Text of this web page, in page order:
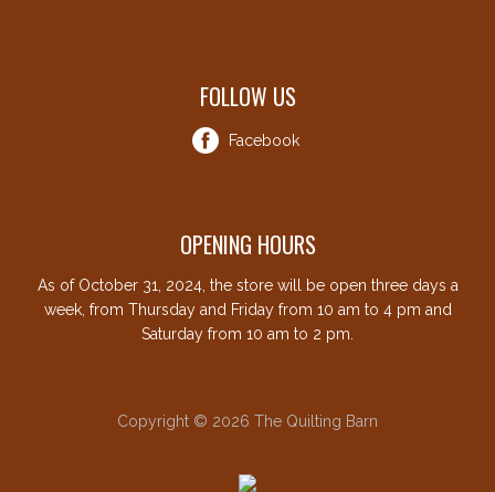
FOLLOW US
Facebook
OPENING HOURS
As of October 31, 2024, the store will be open three days a
week, from Thursday and Friday from 10 am to 4 pm and
Saturday from 10 am to 2 pm.
Copyright © 2026 The Quilting Barn